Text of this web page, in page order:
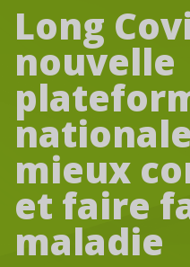
Long
nouvelle
mieux
et faire
maladie